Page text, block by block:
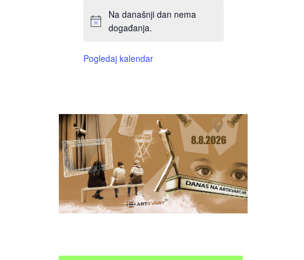
Na današnji dan nema
događanja.
Pogledaj kalendar